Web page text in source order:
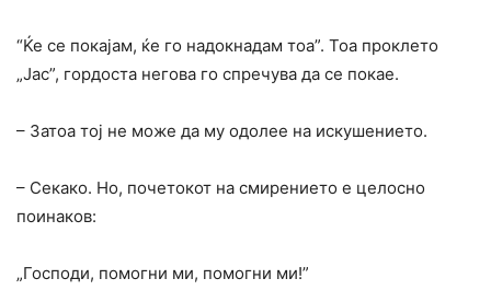
“Ќе се покајам, ќе го надокнадам тоа”. Тоа проклето
„Јас”, гордоста негова го спречува да се покае.
– Затоа тој не може да му одолее на искушението.
– Секако. Но, почетокот на смирението е целосно
поинаков:
„Господи, помогни ми, помогни ми!”